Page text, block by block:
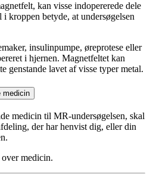
kan visse indopererede dele
kroppen betyde, at undersøgelsen
insulinpumpe, øreprotese eller
i hjernen. Magnetfeltet kan
genstande lavet af visse typer metal.
medicin
medicin til MR-undersøgelsen, skal
der har henvist dig, eller din
medicin.